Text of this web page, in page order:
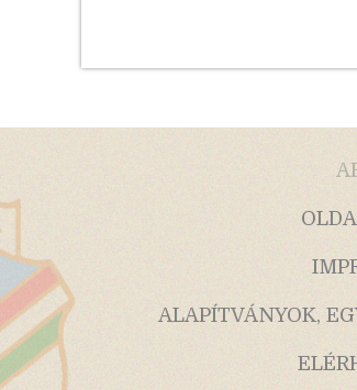
ALAPÍTVÁNYOK,